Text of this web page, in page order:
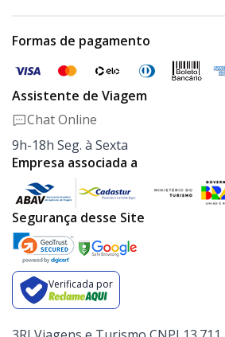
Formas de pagamento
Assistente de Viagem
Chat Online
9h-18h Seg. à Sexta
Empresa associada a
Segurança desse Site
Verificada por